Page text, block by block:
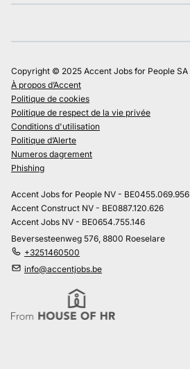
Copyright © 2025 Accent Jobs for People SA
À propos d’Accent
Politique de cookies
Politique de respect de la vie privée
Conditions d'utilisation
Politique d’Alerte
Numeros dagrement
Phishing
Accent Jobs for People NV - BE0455.069.956
Accent Construct NV - BE0887.120.626
Accent Jobs NV - BE0654.755.146
Beversesteenweg 576, 8800 Roeselare
+3251460500
info@accentjobs.be